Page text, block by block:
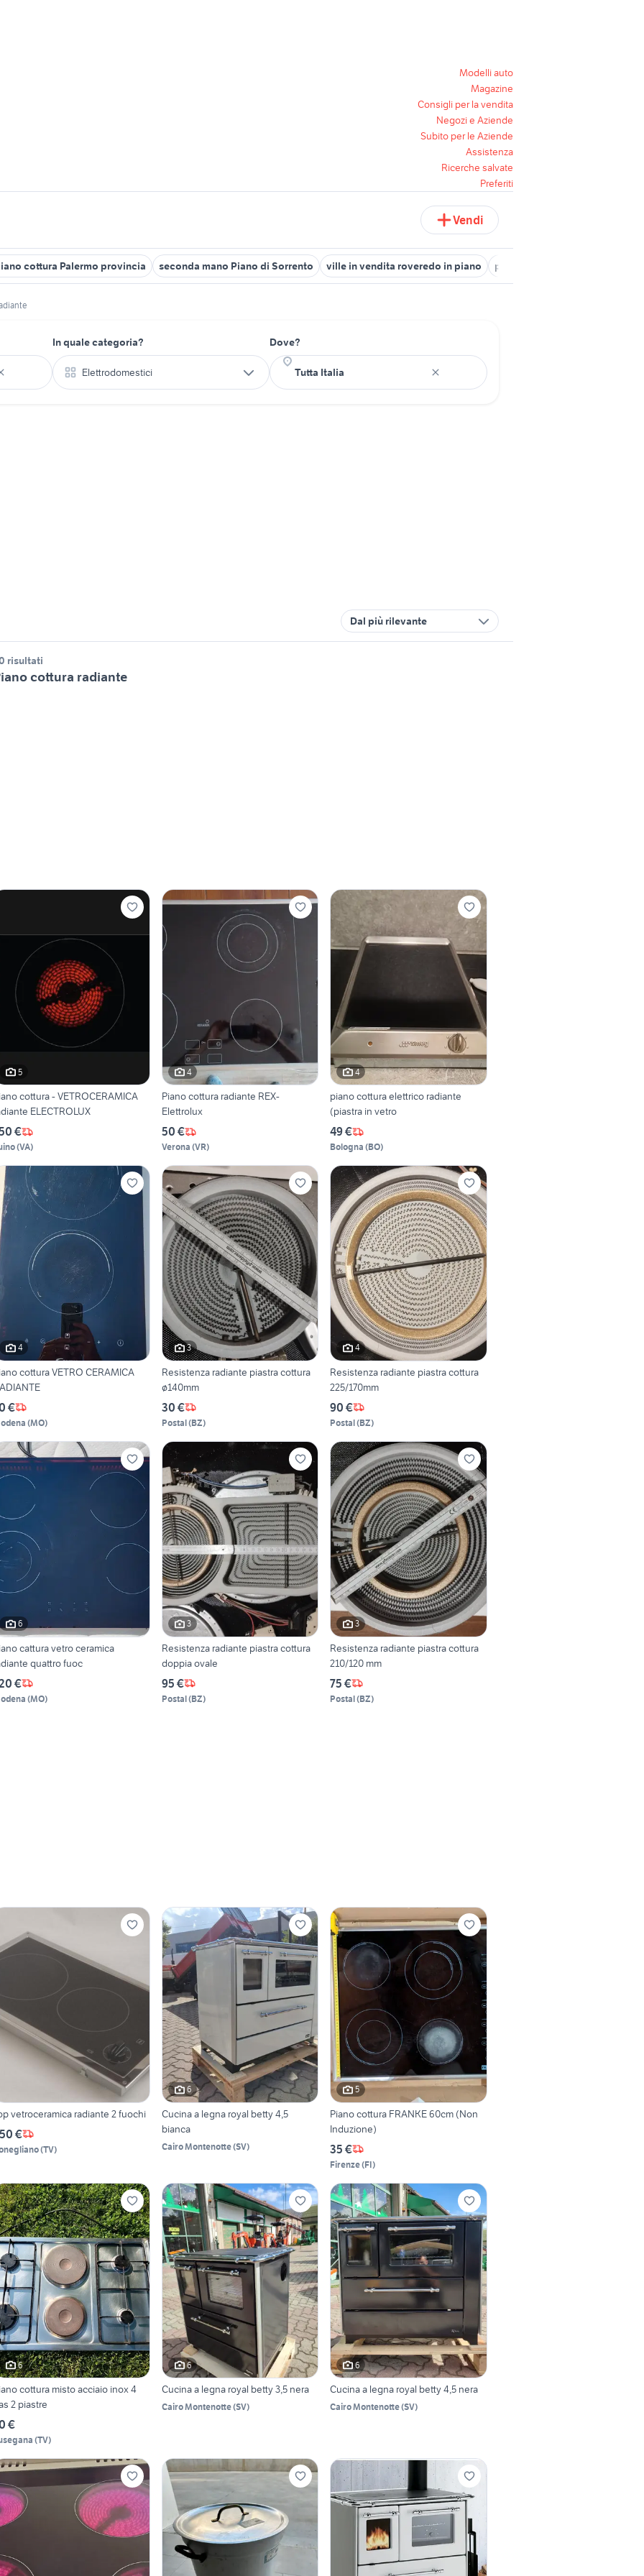
Modelli auto
Magazine
Consigli per la vendita
Negozi e Aziende
Subito per le Aziende
Assistenza
Ricerche salvate
Preferiti
Vendi
cottura Palermo provincia seconda mano Piano di Sorrento ville in vendita roveredo in piano piastra per cottura carne
In quale categoria?
Elettrodomestici
Dove?
Dal più rilevante
risultati
cottura radiante
5
cottura - VETROCERAMICA
ELECTROLUX
€
(VA)
4
Piano cottura radiante REX-
Elettrolux
50 €
Verona (VR)
4
piano cottura elettrico radiante
(piastra in vetro
49 €
Bologna (BO)
4
cottura VETRO CERAMICA
€
(MO)
3
Resistenza radiante piastra cottura
ø140mm
30 €
Postal(BZ)
4
Resistenza radiante piastra cottura
225/170mm
90 €
Postal(BZ)
6
cattura vetro ceramica
quattro fuoc
€
(MO)
3
Resistenza radiante piastra cottura
doppia ovale
95 €
Postal(BZ)
3
Resistenza radiante piastra cottura
210/120 mm
75 €
Postal(BZ)
vetroceramica radiante 2 fuochi
€
(TV)
6
Cucina a legna royal betty 4,5
bianca
Cairo Montenotte(SV)
5
Piano cottura FRANKE 60cm (Non
Induzione)
35 €
Firenze(FI)
6
cottura misto acciaio inox 4
2 piastre
€
(TV)
6
Cucina a legna royal betty 3,5 nera
Cairo Montenotte(SV)
6
Cucina a legna royal betty 4,5 nera
Cairo Montenotte(SV)